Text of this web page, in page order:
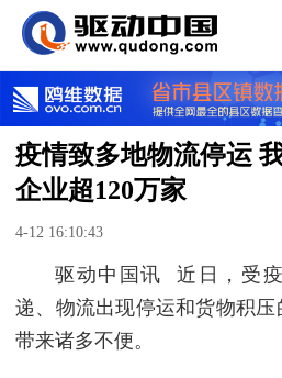
疫情致多地物流停运
企业超120万家
4-12 16:10:43
驱动中国讯 近日，受
递、物流出现停运和货物积
带来诸多不便。